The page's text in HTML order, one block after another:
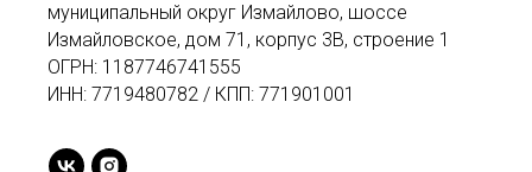
муниципальный округ Измайлово, шоссе
Измайловское, дом 71, корпус 3В, строение 1
ОГРН: 1187746741555
ИНН: 7719480782 / КПП: 771901001